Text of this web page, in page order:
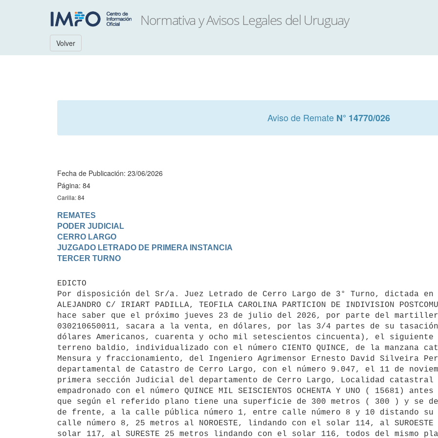
Volver
Aviso de Remate N° 14770/026
Fecha de Publicación: 23/06/2026
Página: 84
Carilla: 84
REMATES
PODER JUDICIAL
CERRO LARGO
JUZGADO LETRADO DE PRIMERA INSTANCIA
EDICTO
Por disposición del Sr/a. Juez Letrado de Cerro Largo de 3° Turno, dictada en
ALEJANDRO C/ IRIART PADILLA, TEOFILA CAROLINA PARTICION DE INDIVISION
hace saber que el próximo jueves 23 de julio del 2026, por parte del
030210650011, sacara a la venta, en dólares, por las 3/4 partes de su tasación
dólares Americanos, cuarenta y ocho mil setescientos cincuenta), el
terreno baldio, individualizado con el número CIENTO QUINCE, de la manzana
Mensura y fraccionamiento, del Ingeniero Agrimensor Ernesto David Silveira
departamental de Catastro de Cerro Largo, con el número 9.047, el 11 de
primera sección Judicial del departamento de Cerro Largo, Localidad catastral
empadronado con el número QUINCE MIL SEISCIENTOS OCHENTA Y UNO ( 15681)
que según el referido plano tiene una superficie de 300 metros ( 300 ) y se
de frente, a la calle pública número 1, entre calle número 8 y 10 distando su
calle número 8, 25 metros al NOROESTE, lindando con el solar 114, al
solar 117, al SURESTE 25 metros lindando con el solar 116, todos del mismo